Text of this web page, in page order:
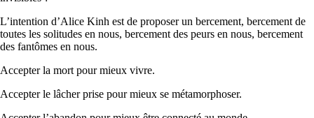
L’intention d’Alice Kinh est de proposer un bercement, bercement de
toutes les solitudes en nous, bercement des peurs en nous, bercement
des fantômes en nous.
Accepter la mort pour mieux vivre.
Accepter le lâcher prise pour mieux se métamorphoser.